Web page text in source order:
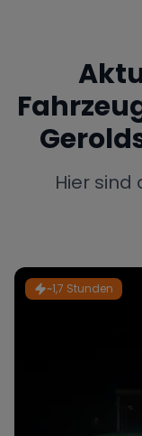
Mercedes
Hier sind
~1,7 Stunden